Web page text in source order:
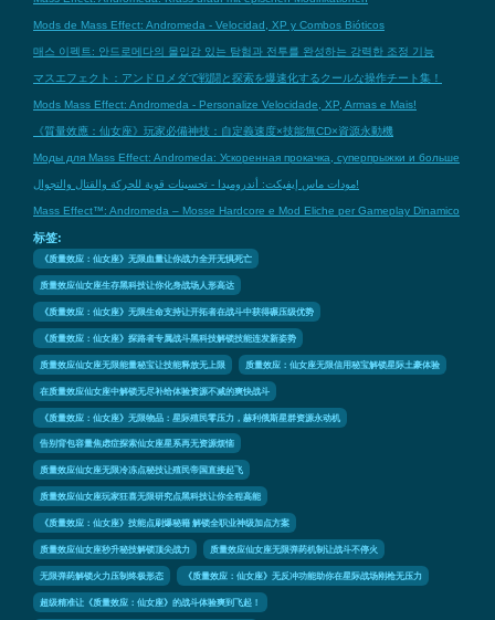
Mods de Mass Effect: Andromeda - Velocidad, XP y Combos Bióticos
매스 이펙트: 안드로메다의 몰입감 있는 탐험과 전투를 완성하는 강력한 조정 기능
マスエフェクト：アンドロメダで戦闘と探索を爆速化するクールな操作チート集！
Mods Mass Effect: Andromeda - Personalize Velocidade, XP, Armas e Mais!
《質量效應：仙女座》玩家必備神技：自定義速度×技能無CD×資源永動機
Моды для Mass Effect: Andromeda: Ускоренная прокачка, суперпрыжки и больше
مودات ماس إيفيكت: أندروميدا - تحسينات قوية للحركة والقتال والتجوال!
Mass Effect™: Andromeda – Mosse Hardcore e Mod Eliche per Gameplay Dinamico
标签:
《质量效应：仙女座》无限血量让你战力全开无惧死亡
质量效应仙女座生存黑科技让你化身战场人形高达
《质量效应：仙女座》无限生命支持让开拓者在战斗中获得碾压级优势
《质量效应：仙女座》探路者专属战斗黑科技解锁技能连发新姿势
质量效应仙女座无限能量秘宝让技能释放无上限 质量效应：仙女座无限信用秘宝解锁星际土豪体验
在质量效应仙女座中解锁无尽补给体验资源不减的爽快战斗
《质量效应：仙女座》无限物品：星际殖民零压力，赫利俄斯星群资源永动机
告别背包容量焦虑症探索仙女座星系再无资源烦恼
质量效应仙女座无限冷冻点秘技让殖民帝国直接起飞
质量效应仙女座玩家狂喜无限研究点黑科技让你全程高能
《质量效应：仙女座》技能点刷爆秘籍 解锁全职业神级加点方案
质量效应仙女座秒升秘技解锁顶尖战力 质量效应仙女座无限弹药机制让战斗不停火
无限弹药解锁火力压制终极形态 《质量效应：仙女座》无反冲功能助你在星际战场刚枪无压力
超级精准让《质量效应：仙女座》的战斗体验爽到飞起！